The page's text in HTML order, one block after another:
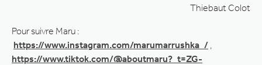
Thiebaut Colot
Pour suivre Maru :
https://www.instagram.com/marumarrushka_/
https://www.tiktok.com/@aboutmaru?_t=ZG-